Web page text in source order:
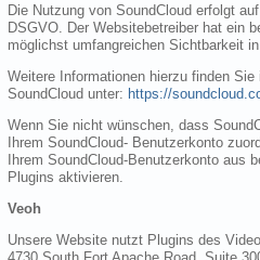
Die Nutzung von SoundCloud erfolgt
DSGVO. Der Websitebetreiber hat ein
möglichst umfangreichen Sichtbarkeit
Weitere Informationen hierzu finden
SoundCloud unter: https://
Wenn Sie nicht wünschen, dass
Ihrem SoundCloud- Benutzerkonto
Ihrem SoundCloud-Benutzerkonto aus
Plugins aktivieren.
Veoh
Unsere Website nutzt Plugins des